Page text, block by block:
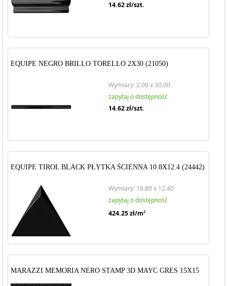
14.62zł/szt.
EQUIPE NEGRO BRILLO TORELLO 2X30 (21050)
Wymiary: 2.00 x 30.00
zapytaj o dostępność
14.62zł/szt.
EQUIPE TIROL BLACK PŁYTKA ŚCIENNA 10.8X12.4 (24442)
Wymiary: 10.80 x 12.40
zapytaj o dostępność
424.25zł/m2
MARAZZI MEMORIA NERO STAMP 3D MAYC GRES 15X15